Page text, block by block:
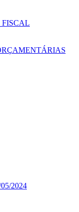
2024